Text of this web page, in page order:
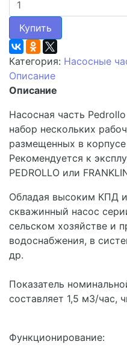
Купить
Категория: Насосные
Описание
Описание
Насосная часть
набор нескольких
размещенных в
Рекомендуется к
PEDROLLO или
Обладая высоким КПД
скважинный насос
сельском хозяйстве и
водоснабжения, в
др.
Показатель
составляет 1,5 м3/час,
Функционирование: